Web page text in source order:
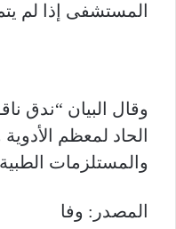
المستشفى إذا لم
وقال البيان “ندق
الحاد لمعظم
والمستلزمات
المصدر: وفا